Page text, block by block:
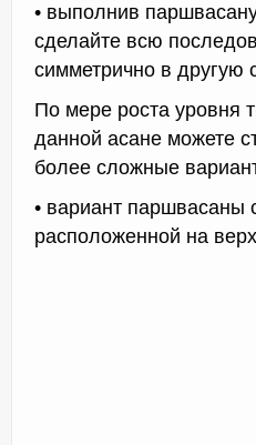
• выполнив
сделайте всю
симметрично в другую
По мере роста уровня
данной асане можете
более сложные
• вариант паршвасаны
расположенной на